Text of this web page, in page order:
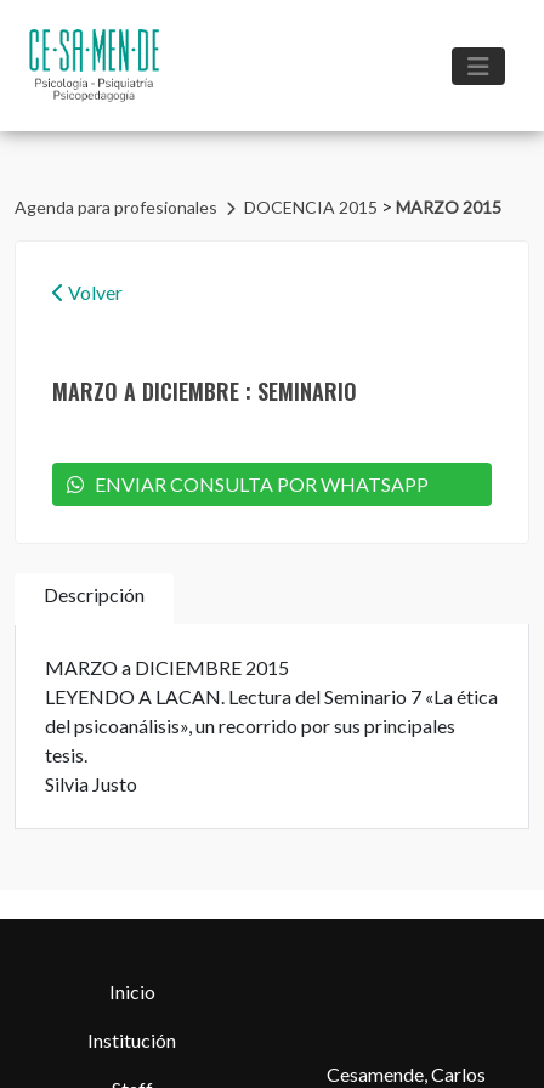
Agenda para profesionales DOCENCIA 2015 > MARZO 2015
Volver
MARZO A DICIEMBRE : SEMINARIO
ENVIAR CONSULTA POR WHATSAPP
Descripción
MARZO a DICIEMBRE 2015
LEYENDO A LACAN. Lectura del Seminario 7 «La ética
del psicoanálisis», un recorrido por sus principales
tesis.
Silvia Justo
Inicio
Institución
Cesamende, Carlos